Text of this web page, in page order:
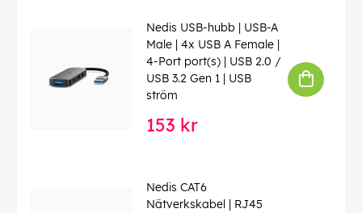
Nedis USB-hubb | USB-A
Male | 4x USB A Female |
4-Port port(s) | USB 2.0 /
USB 3.2 Gen 1 | USB
ström
153 kr
Nedis CAT6
Nätverkskabel | RJ45